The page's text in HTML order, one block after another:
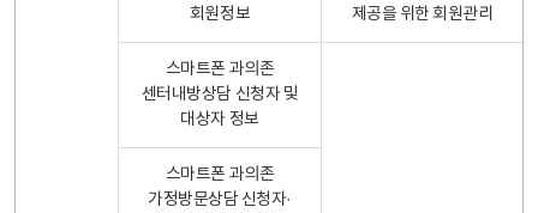
회원정보
제공을 위한 회원관리
스마트폰 과의존
센터내방상담 신청자 및
대상자 정보
스마트폰 과의존
가정방문상담 신청자·